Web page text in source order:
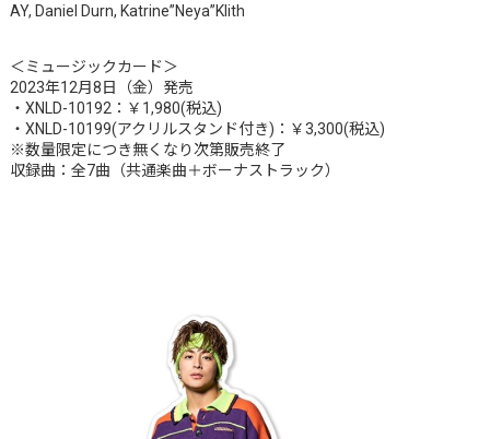
AY, Daniel Durn, Katrine”Neya”Klith
＜ミュージックカード＞
2023年12月8日（金）発売
・XNLD-10192：￥1,980(税込)
・XNLD-10199(アクリルスタンド付き)：￥3,300(税込)
※数量限定につき無くなり次第販売終了
収録曲：全7曲（共通楽曲＋ボーナストラック）